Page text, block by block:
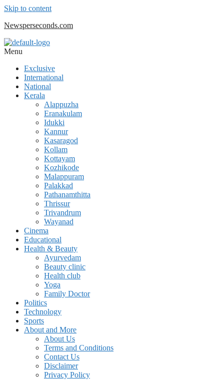
Skip to content
Newsperseconds.com
Menu
Exclusive
International
National
Kerala
Alappuzha
Eranakulam
Idukki
Kannur
Kasaragod
Kollam
Kottayam
Kozhikode
Malappuram
Palakkad
Pathanamthitta
Thrissur
Trivandrum
Wayanad
Cinema
Educational
Health & Beauty
Ayurvedam
Beauty clinic
Health club
Yoga
Family Doctor
Politics
Technology
Sports
About and More
About Us
Terms and Conditions
Contact Us
Disclaimer
Privacy Policy